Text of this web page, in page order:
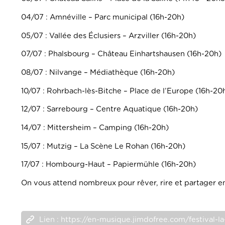
04/07 : Amnéville – Parc municipal (16h-20h)
05/07 : Vallée des Éclusiers – Arzviller (16h-20h)
07/07 : Phalsbourg – Château Einhartshausen (16h-20h)
08/07 : Nilvange – Médiathèque (16h-20h)
10/07 : Rohrbach-lès-Bitche – Place de l’Europe (16h-
12/07 : Sarrebourg – Centre Aquatique (16h-20h)
14/07 : Mittersheim – Camping (16h-20h)
15/07 : Mutzig – La Scène Le Rohan (16h-20h)
17/07 : Hombourg-Haut – Papiermühle (16h-20h)
On vous attend nombreux pour rêver, rire et partager
Lien : https://en-musique.jimdofree.com/festival-